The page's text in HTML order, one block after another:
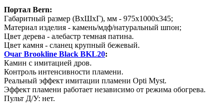
Портал Bern:
Габаритный размер (ВхШхГ), мм - 975х1000х345;
Материал изделия - камень/мдф/натуральный шпон;
Цвет дерева - алебастр темная патина.
Цвет камня - сланец крупный бежевый.
Очаг Brookline Black BKL20:
Камин с имитацией дров.
Контроль интенсивности пламени.
Реальный эффект имитации пламени Opti Myst.
Эффект пламени работает независимо от режима обогрева.
Пульт Д/У: нет.